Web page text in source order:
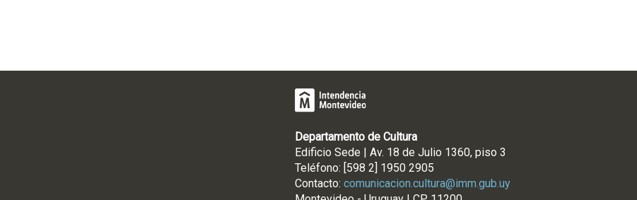
Departamento de Cultura
Edificio Sede | Av. 18 de Julio 1360, piso 3
Teléfono: [598 2] 1950 2905
Contacto: comunicacion.cultura@imm.gub.uy